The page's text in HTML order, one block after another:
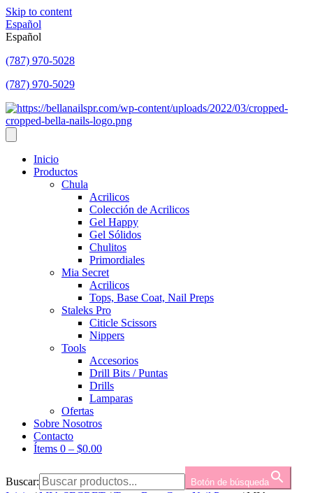
Skip to content
Español
Español
(787) 970-5028
(787) 970-5029
Inicio
Productos
Chula
Acrilicos
Colección de Acrilicos
Gel Happy
Gel Sólidos
Chulitos
Primordiales
Mia Secret
Acrilicos
Tops, Base Coat, Nail Preps
Staleks Pro
Citicle Scissors
Nippers
Tools
Accesorios
Drill Bits / Puntas
Drills
Lamparas
Ofertas
Sobre Nosotros
Contacto
Ítems 0 – $0.00
Buscar: Botón de búsqueda